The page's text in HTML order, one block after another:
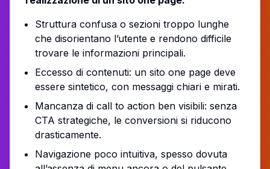
Struttura confusa o sezioni troppo lunghe
che disorientano l’utente e rendono difficile
trovare le informazioni principali.
Eccesso di contenuti: un sito one page deve
essere sintetico, con messaggi chiari e mirati.
Mancanza di call to action ben visibili: senza
CTA strategiche, le conversioni si riducono
drasticamente.
Navigazione poco intuitiva, spesso dovuta